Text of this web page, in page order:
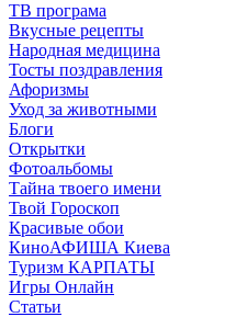
ТВ програма
Вкусные рецепты
Народная медицина
Тосты поздравления
Афоризмы
Уход за животными
Блоги
Открытки
Фотоальбомы
Тайна твоего имени
Твой Гороскоп
Красивые обои
КиноАФИША Киева
Туризм КАРПАТЫ
Игры Онлайн
Статьи